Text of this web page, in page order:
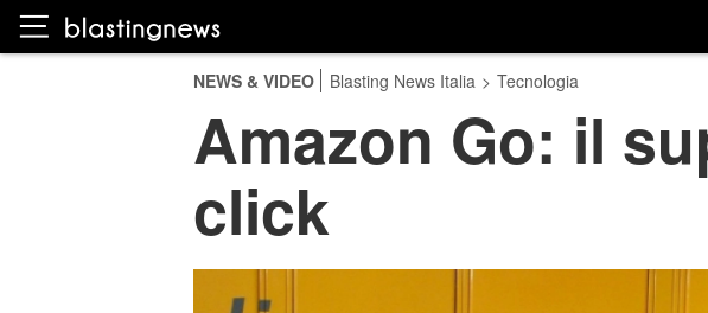
NEWS & VIDEO Blasting News Italia > Tecnologia
Amazon Go: il
click